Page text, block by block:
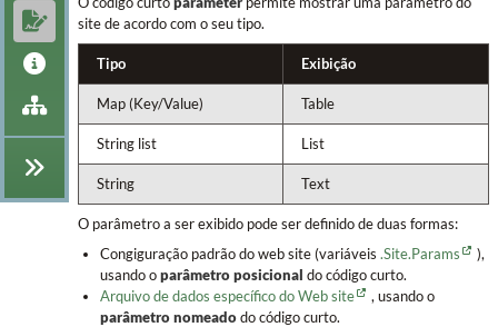
site de acordo com o seu tipo.
Tipo Exibição
Map (Key/Value) Table
String list List
String Text
O parâmetro a ser exibido pode ser definido de duas formas:
Congiguração padrão do web site (variáveis .Site.Params
),
usando oparâmetro posicional do código curto.
Arquivo de dados específico do Web site
, usando o
parâmetro nomeadodo código curto.